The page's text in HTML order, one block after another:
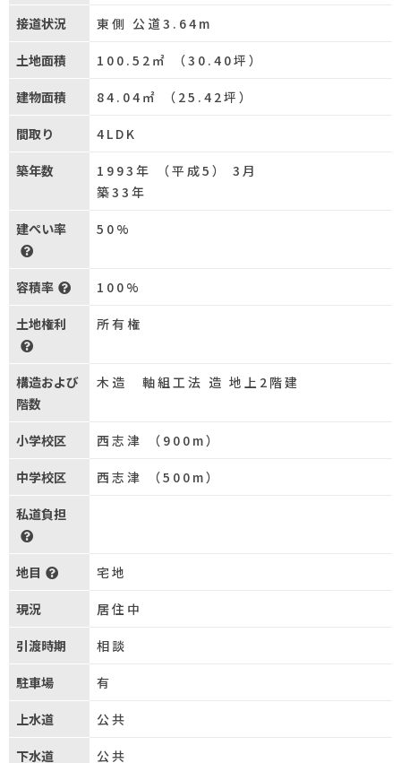
接道状況 東側 公道3.64m
土地面積 100.52㎡ （30.40坪）
建物面積 84.04㎡ （25.42坪）
間取り 4LDK
築年数
1993年 （平成5） 3月
築33年
建ぺい率 50%
容積率 100%
土地権利 所有権
構造および
階数
木造 軸組工法 造 地上2階建
小学校区 西志津 （900m）
中学校区 西志津 （500m）
私道負担
地目 宅地
現況 居住中
引渡時期 相談
駐車場 有
上水道 公共
下水道 公共